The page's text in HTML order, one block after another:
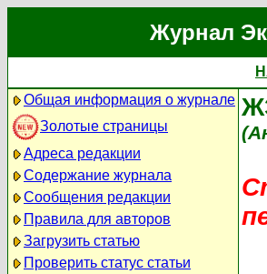
Журнал
Общая информация о журнале
Золотые страницы
Адреса редакции
Содержание журнала
Сообщения редакции
Правила для авторов
Загрузить статью
Проверить статус статьи